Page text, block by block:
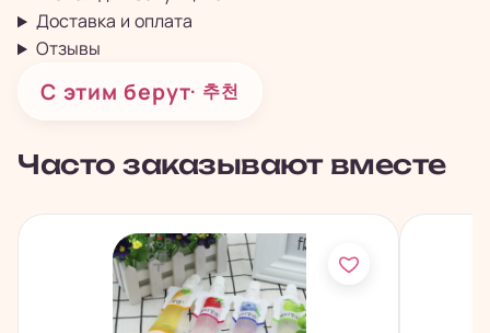
Доставка и оплата
Отзывы
С этим берут· 추천
Часто заказывают вместе